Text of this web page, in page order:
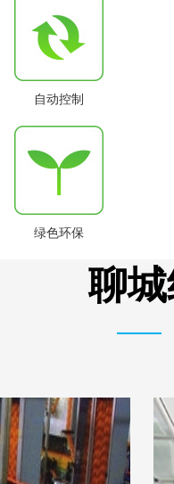
自动控制
绿色环保
聊